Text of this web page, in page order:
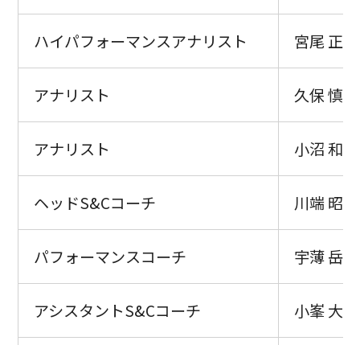
ハイパフォーマンスアナリスト 宮尾 正彦
アナリスト 久保 慎
アナリスト 小沼 和也
ヘッドS&Cコーチ 川端 昭彦
パフォーマンスコーチ 宇薄 岳央
アシスタントS&Cコーチ 小峯 大和